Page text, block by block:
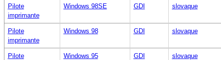
Pilote
imprimante
Windows 98SE GDI slovaque
Pilote
imprimante
Windows 98 GDI slovaque
Pilote
Windows 95 GDI slovaque